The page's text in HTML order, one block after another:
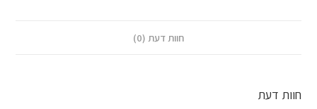
חוות דעת (0)
חוות דעת